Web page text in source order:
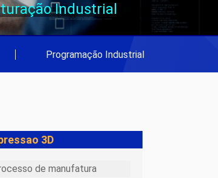
Industrial
Programação Industrial
3D
de manufatura